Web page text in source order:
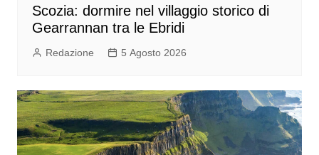
Scozia: dormire nel villaggio storico di
Gearrannan tra le Ebridi
Redazione 5 Agosto 2026